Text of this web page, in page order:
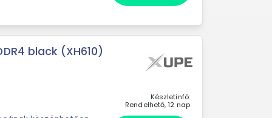
black (XH610)
Készletinfó:
Rendelhető, 12 nap